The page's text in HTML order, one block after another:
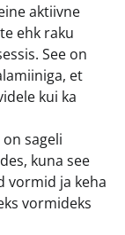
aktiivne
ehk raku
See on
et
kui ka
sageli
kuna see
vormid ja keha
vormideks